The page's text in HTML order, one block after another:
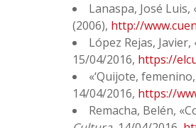
Lanaspa, José Luis,
(2006), http://
López Rejas,
15/04/2016, https://
«‘Quijote,
14/04/2016, https://
Remacha, Belén,